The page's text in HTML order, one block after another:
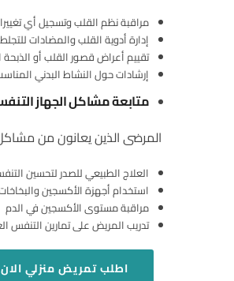
مراقبة نظم القلب وتسجيل أي
إدارة أدوية القلب والمضادات للتجلط
تقييم أعراض قصور القلب أو الذبحة
إرشادات حول النشاط البدني
متابعة مشاكل الجهاز
المرضى الذين يعانون من
العلاج الطبيعي للصدر لتحسين
استخدام أجهزة الأكسجين
مراقبة مستوى الأكسجين في الدم
تدريب المريض على تمارين التنفس
اطلبتمريض منزليالان